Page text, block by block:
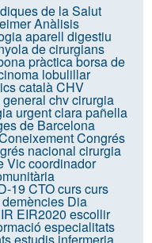
de la Salut
Anàlisis
aparell digestiu
de cirurgians
pràcticaborsa de
lobulillar
catalàCHV
chvcirurgia
urgentclara pañella
de Barcelona
Congrés
nacional cirurgia
Viccoordinador
19 CTOcurscurs
demències Dia
EIR2020 escollir
especialitats
estudis infermeria